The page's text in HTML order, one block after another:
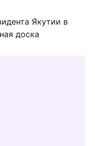
Якутии в
доска